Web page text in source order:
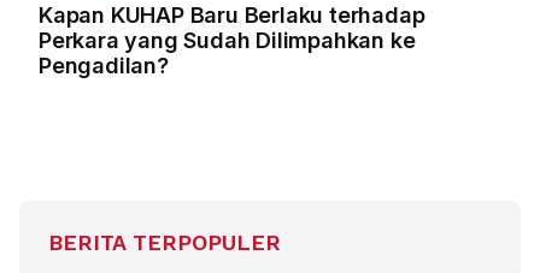
Kapan KUHAP Baru Berlaku terhadap
Perkara yang Sudah Dilimpahkan ke
Pengadilan?
BERITA TERPOPULER